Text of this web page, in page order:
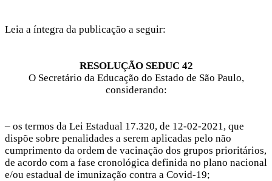
Leia a íntegra da publicação a seguir:
RESOLUÇÃO SEDUC 42
O Secretário da Educação do Estado de São Paulo,
considerando:
– os termos da Lei Estadual 17.320, de 12-02-2021, que
dispõe sobre penalidades a serem aplicadas pelo não
cumprimento da ordem de vacinação dos grupos prioritários,
de acordo com a fase cronológica definida no plano nacional
e/ou estadual de imunização contra a Covid-19;